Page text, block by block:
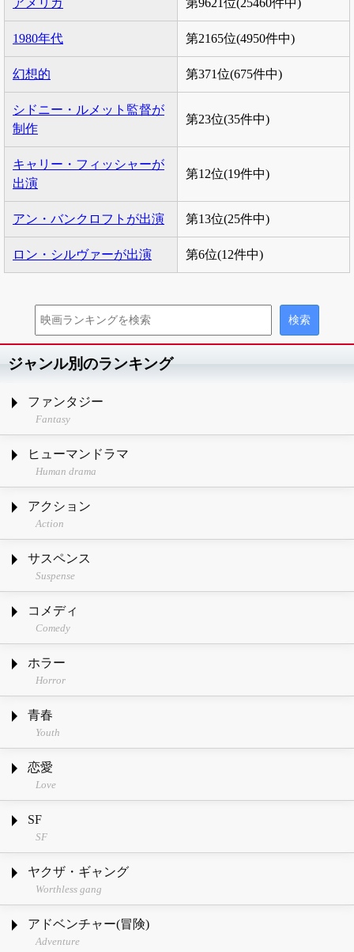
1980年代 第2165位(4950件中)
幻想的 第371位(675件中)
シドニー・ルメット監督が
制作
第23位(35件中)
キャリー・フィッシャーが
出演
第12位(19件中)
アン・バンクロフトが出演 第13位(25件中)
ロン・シルヴァーが出演 第6位(12件中)
ジャンル別のランキング
ファンタジー
Fantasy
ヒューマンドラマ
Human drama
アクション
Action
サスペンス
Suspense
コメディ
Comedy
ホラー
Horror
青春
Youth
恋愛
Love
SF
SF
ヤクザ・ギャング
Worthless gang
アドベンチャー(冒険)
Adventure